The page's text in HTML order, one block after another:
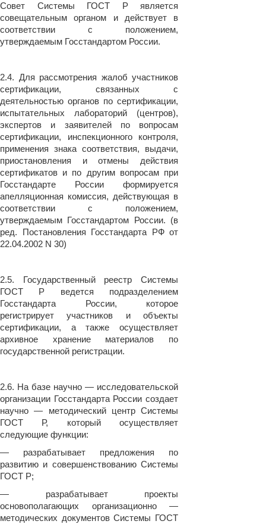
Совет Системы ГОСТ Р является
совещательным органом и действует в
соответствии с положением,
утверждаемым Госстандартом России.
2.4. Для рассмотрения жалоб участников
сертификации, связанных с
деятельностью органов по сертификации,
испытательных лабораторий (центров),
экспертов и заявителей по вопросам
сертификации, инспекционного контроля,
применения знака соответствия, выдачи,
приостановления и отмены действия
сертификатов и по другим вопросам при
Госстандарте России формируется
апелляционная комиссия, действующая в
соответствии с положением,
утверждаемым Госстандартом России. (в
ред. Постановления Госстандарта РФ от
22.04.2002 N 30)
2.5. Государственный реестр Системы
ГОСТ Р ведется подразделением
Госстандарта России, которое
регистрирует участников и объекты
сертификации, а также осуществляет
архивное хранение материалов по
государственной регистрации.
2.6. На базе научно — исследовательской
организации Госстандарта России создает
научно — методический центр Системы
ГОСТ Р, который осуществляет
следующие функции:
— разрабатывает предложения по
развитию и совершенствованию Системы
ГОСТ Р;
— разрабатывает проекты
основополагающих организационно —
методических документов Системы ГОСТ